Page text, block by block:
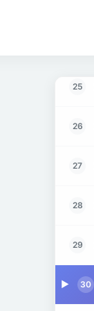
25
26
27
28
29
30